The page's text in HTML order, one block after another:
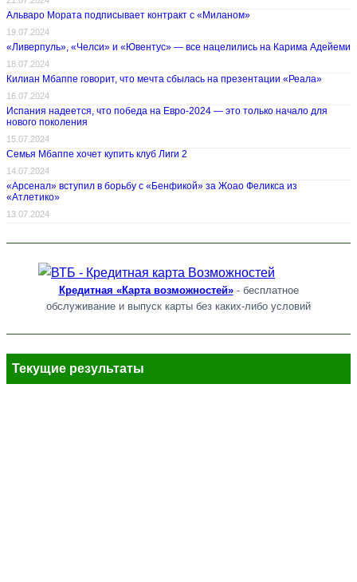
Альваро Мората подписывает контракт с «Миланом»
19.07.2024
«Ливерпуль», «Челси» и «Ювентус» — все нацелились на Карима Адейеми
18.07.2024
Килиан Мбаппе говорит, что мечта сбылась на презентации «Реала»
16.07.2024
Испания надеется, что победа на Евро-2024 — это только начало для
нового поколения
15.07.2024
Семья Мбаппе хочет купить клуб Лиги 2
14.07.2024
«Арсенал» вступил в борьбу с «Бенфикой» за Жоао Феликса из
«Атлетико»
13.07.2024
Кредитная «Карта возможностей»- бесплатное
обслуживание и выпуск карты без каких-либо условий
Текущие результаты